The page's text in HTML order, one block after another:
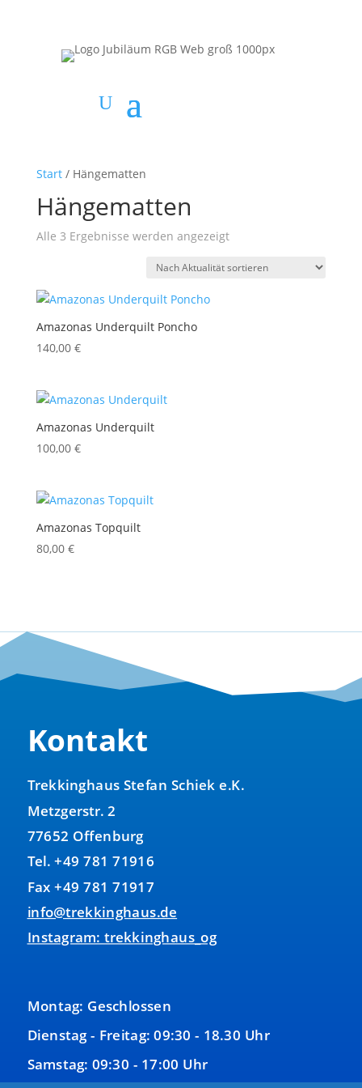
Start/ Hängematten
Hängematten
Alle 3 Ergebnisse werden angezeigtNach
sortiert
Amazonas Underquilt Poncho
140,00 €
Amazonas Underquilt
100,00 €
Amazonas Topquilt
80,00 €
Kontakt
Trekkinghaus Stefan Schiek e.K.
Metzgerstr. 2
77652 Offenburg
Tel. +49 781 71916
Fax +49 781 71917
info@trekkinghaus.de
Instagram: trekkinghaus_og
Montag: Geschlossen
Dienstag - Freitag: 09:30 - 18.30 Uhr
Samstag: 09:30 - 17:00 Uhr